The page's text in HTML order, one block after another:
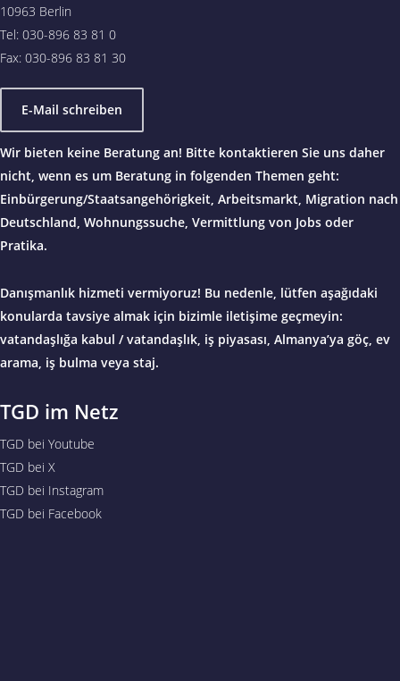
10963 Berlin
Tel: 030-896 83 81 0
Fax: 030-896 83 81 30
E-Mail schreiben
Wir bieten keine Beratung an! Bitte kontaktieren Sie uns daher
nicht, wenn es um Beratung in folgenden Themen geht:
Einbürgerung/Staatsangehörigkeit, Arbeitsmarkt, Migration nach
Deutschland, Wohnungssuche, Vermittlung von Jobs oder
Pratika.
Danışmanlık hizmeti vermiyoruz! Bu nedenle, lütfen aşağıdaki
konularda tavsiye almak için bizimle iletişime geçmeyin:
vatandaşlığa kabul / vatandaşlık, iş piyasası, Almanya’ya göç, ev
arama, iş bulma veya staj.
TGD im Netz
TGD bei Youtube
TGD bei X
TGD bei Instagram
TGD bei Facebook